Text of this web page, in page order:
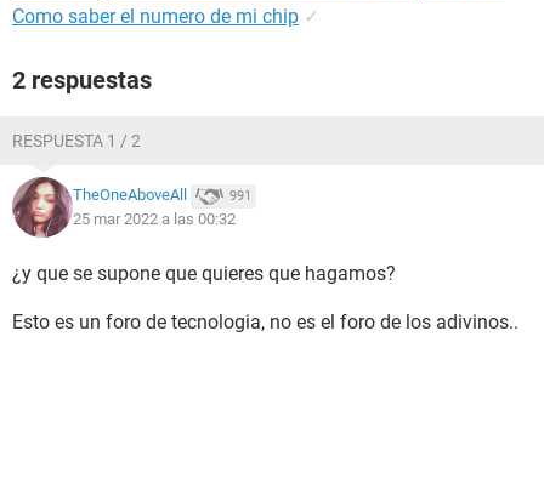
Como saber el numero de mi chip ✓
2 respuestas
RESPUESTA 1 / 2
TheOneAboveAll 991
25 mar 2022 a las 00:32
¿y que se supone que quieres que hagamos?
Esto es un foro de tecnologia, no es el foro de los adivinos..